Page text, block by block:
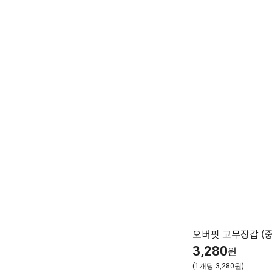
오버핏 고무장갑 (
3,280원
(1개당 3,280원)